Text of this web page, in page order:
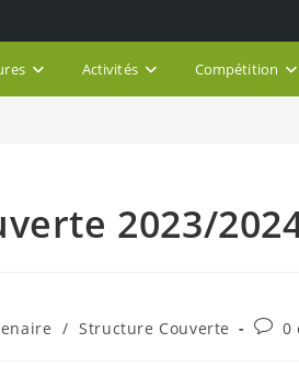
Activités Compétition
2023/
/ Structure Couverte 0